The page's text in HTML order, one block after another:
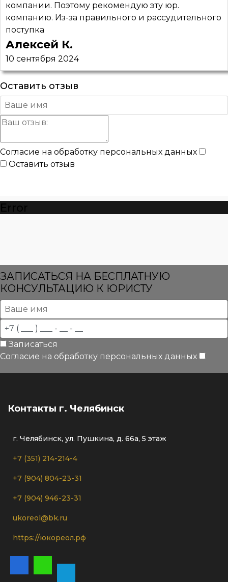
компании. Поэтому рекомендую эту юр.
компанию. Из-за правильного и рассудительного
поступка
Алексей К.
10 сентября 2024
Оставить отзыв
Согласие на обработку персональных данных
Оставить отзыв
Error
ЗАПИСАТЬСЯ НА БЕСПЛАТНУЮ
КОНСУЛЬТАЦИЮ К ЮРИСТУ
Записаться
Согласие на обработку персональных данных
Контакты г. Челябинск
г. Челябинск, ул. Пушкина, д. 66а, 5 этаж
+7 (351) 214-214-4
+7 (904) 804-23-31
+7 (904) 946-23-31
ukoreol@bk.ru
https://юкореол.рф